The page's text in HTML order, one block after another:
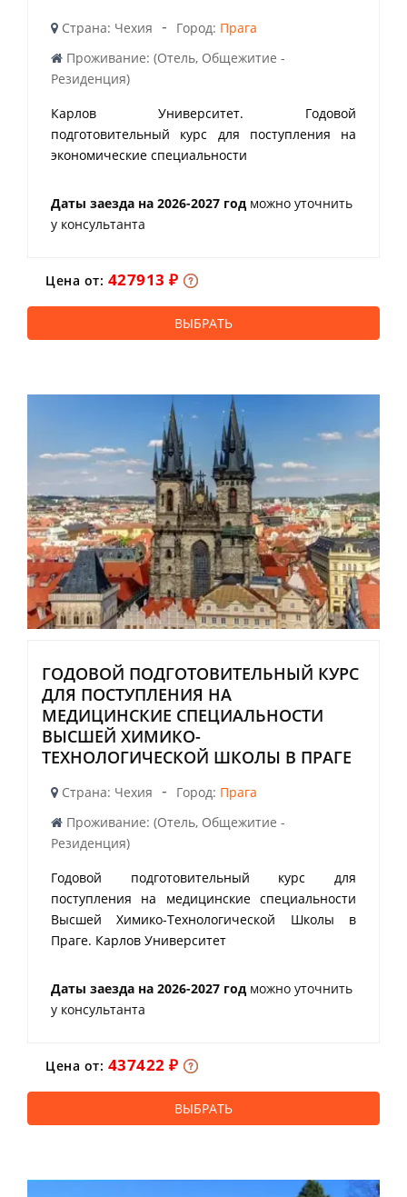
Страна: Чехия - Город: Прага
Проживание: (Отель, Общежитие -
Резиденция)
Карлов Университет. Годовой
подготовительный курс для поступления на
экономические специальности
Даты заезда на 2026-2027 год можно уточнить
у консультанта
Цена от: 427913 ₽
ВЫБРАТЬ
ГОДОВОЙ ПОДГОТОВИТЕЛЬНЫЙ КУРС
ДЛЯ ПОСТУПЛЕНИЯ НА
МЕДИЦИНСКИЕ СПЕЦИАЛЬНОСТИ
ВЫСШЕЙ ХИМИКО-
ТЕХНОЛОГИЧЕСКОЙ ШКОЛЫ В ПРАГЕ
Страна: Чехия - Город: Прага
Проживание: (Отель, Общежитие -
Резиденция)
Годовой подготовительный курс для
поступления на медицинские специальности
Высшей Химико-Технологической Школы в
Праге. Карлов Университет
Даты заезда на 2026-2027 год можно уточнить
у консультанта
Цена от: 437422 ₽
ВЫБРАТЬ